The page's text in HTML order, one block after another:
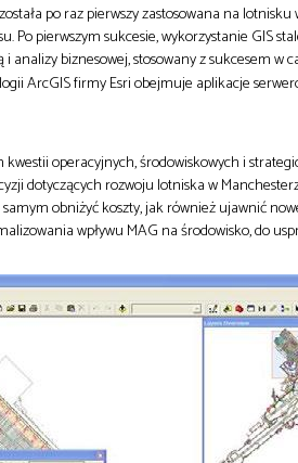
po raz pierwszy zastosowana na
pierwszym sukcesie, wykorzystanie GIS
biznesowej, stosowany z sukcesem w
ArcGIS firmy Esri obejmuje aplikacje
operacyjnych, środowiskowych i
dotyczących rozwoju lotniska w
obniżyć koszty, jak również ujawnić
wpływu MAG na środowisko, do